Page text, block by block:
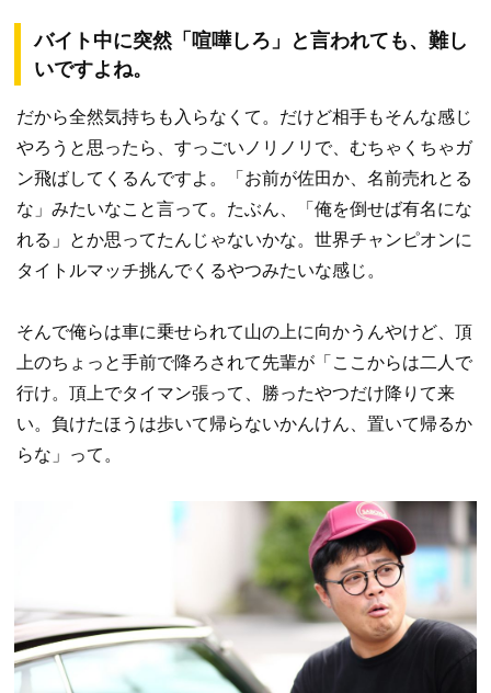
バイト中に突然「喧嘩しろ」と言われても、難し
いですよね。
だから全然気持ちも入らなくて。だけど相手もそんな感じ
やろうと思ったら、すっごいノリノリで、むちゃくちゃガ
ン飛ばしてくるんですよ。「お前が佐田か、名前売れとる
な」みたいなこと言って。たぶん、「俺を倒せば有名にな
れる」とか思ってたんじゃないかな。世界チャンピオンに
タイトルマッチ挑んでくるやつみたいな感じ。
そんで俺らは車に乗せられて山の上に向かうんやけど、頂
上のちょっと手前で降ろされて先輩が「ここからは二人で
行け。頂上でタイマン張って、勝ったやつだけ降りて来
い。負けたほうは歩いて帰らないかんけん、置いて帰るか
らな」って。